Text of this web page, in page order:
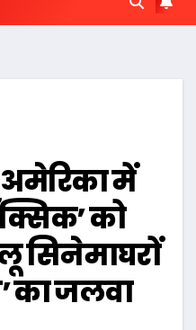
में
को
सिनेमाघरों
का जलवा